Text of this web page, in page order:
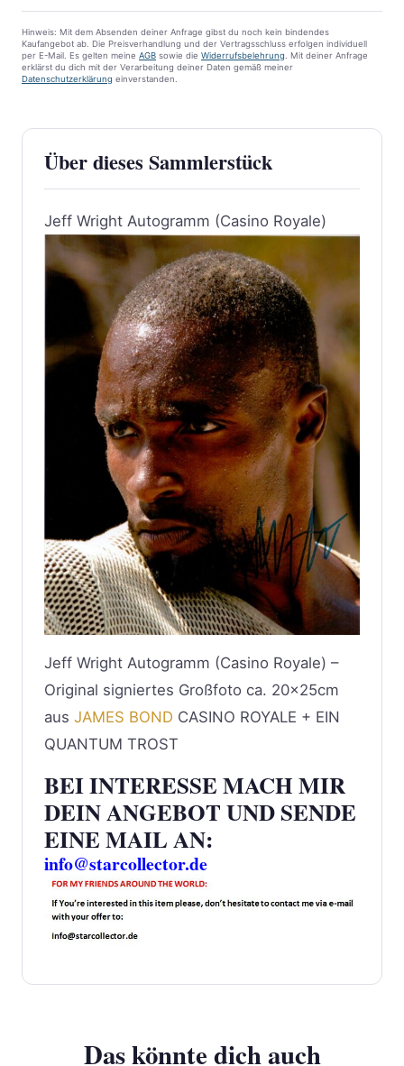
Hinweis: Mit dem Absenden deiner Anfrage gibst du noch kein bindendes
Kaufangebot ab. Die Preisverhandlung und der Vertragsschluss erfolgen individuell
per E-Mail. Es gelten meine AGB sowie die Widerrufsbelehrung . Mit deiner Anfrage
erklärst du dich mit der Verarbeitung deiner Daten gemäß meiner
Datenschutzerklärung einverstanden.
Über dieses Sammlerstück
Jeff Wright Autogramm (Casino Royale)
Jeff Wright Autogramm (Casino Royale) –
Original signiertes Großfoto ca. 20x25cm
aus JAMES BOND CASINO ROYALE + EIN
QUANTUM TROST
BEI INTERESSE MACH MIR
DEIN ANGEBOT UND SENDE
EINE MAIL AN:
info@starcollector.de
Das könnte dich auch